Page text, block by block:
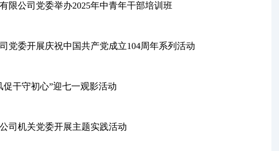
公司党委举办2025年中青年干部培训班
委开展庆祝中国共产党成立104周年系列活动
促干守初心”迎七一观影活动
司机关党委开展主题实践活动